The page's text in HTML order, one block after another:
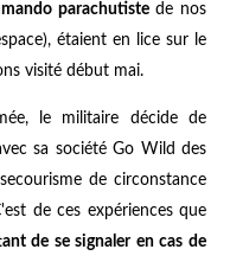
parachutistede nos
étaient en lice sur le
visité début mai.
le militaire décide de
sa société Go Wild des
de circonstance
de ces expériences que
de se signaler en cas de